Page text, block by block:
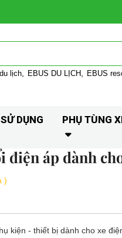
lịch EBUS DU LỊCH EBUS
DỤNG PHỤ TÙNG
điện áp dành
)
kiện - thiết bị dành cho xe